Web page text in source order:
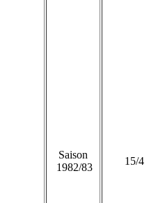
Saison
1982/83
15/4